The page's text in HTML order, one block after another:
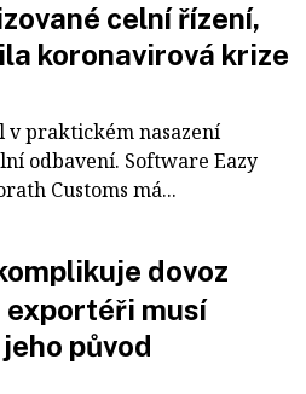
celní řízení,
koronavirová krize
praktickém nasazení
odbavení. Software Eazy
Customs má...
dovoz
exportéři musí
původ